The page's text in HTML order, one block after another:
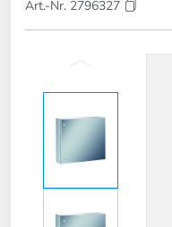
Art.-Nr. 2796327